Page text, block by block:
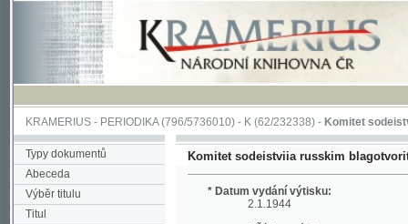
KRAMERIUS-PERIODIKA(796/5736010) -K(62/232338) -Komitet sodeistviia
Typy dokumentů
Abeceda
Výběr titulu
Titul
Ročník
Komitet sodeistviia russkim
* Datum vydání výtisku:
2.1.1944
* Číslo stránky: